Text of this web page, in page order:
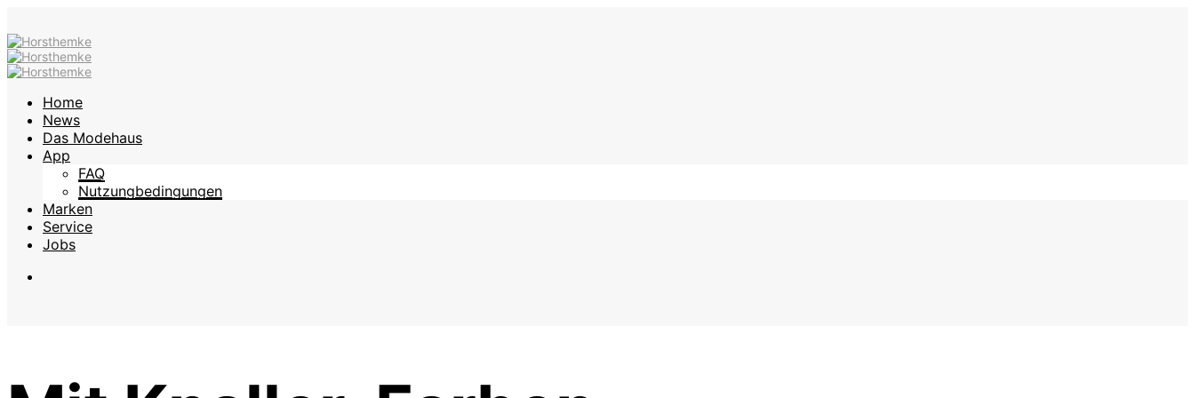
Home
News
Das Modehaus
App
FAQ
Nutzungbedingungen
Marken
Service
Jobs